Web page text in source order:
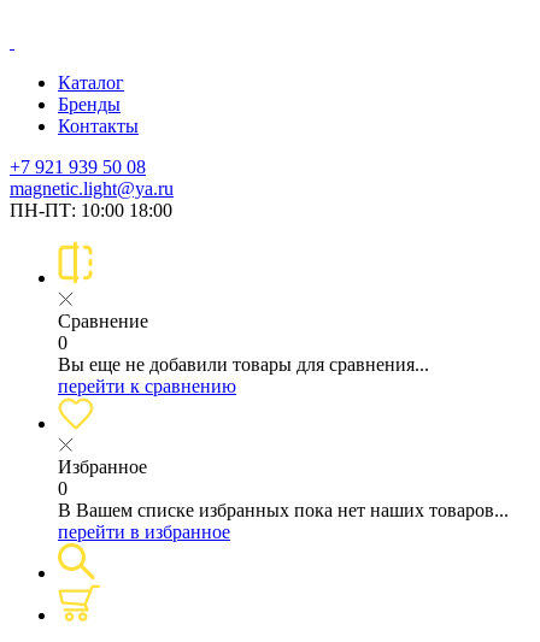
Каталог
Бренды
Контакты
+7 921 939 50 08
magnetic.light@ya.ru
ПН-ПТ: 10:00 18:00
Сравнение
0
Вы еще не добавили товары для сравнения...
перейти к сравнению
Избранное
0
В Вашем списке избранных пока нет наших товаров...
перейти в избранное